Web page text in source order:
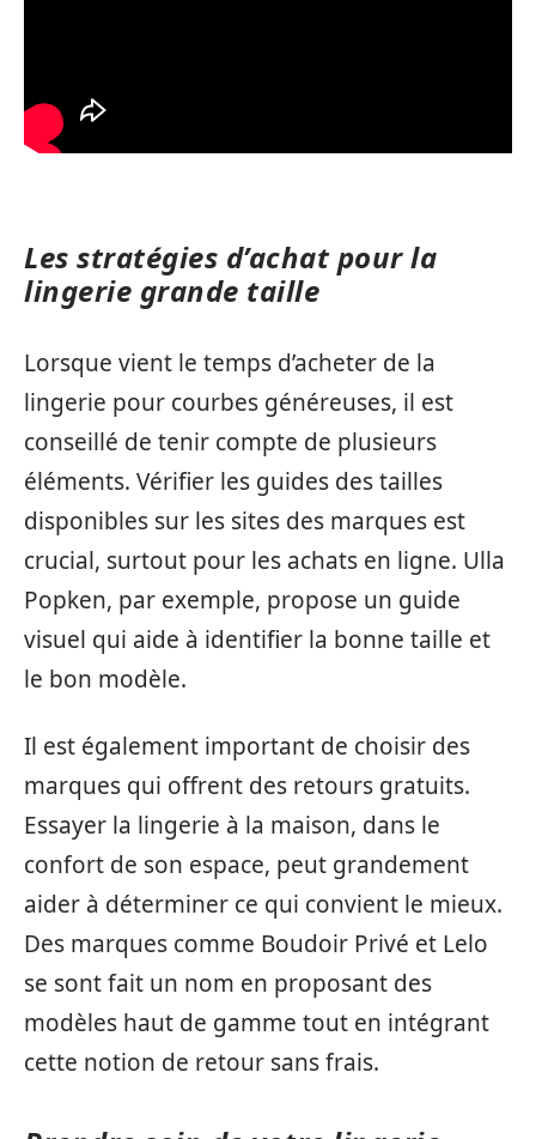
Les stratégies d’achat pour la
lingerie grande taille
Lorsque vient le temps d’acheter de la
lingerie pour courbes généreuses, il est
conseillé de tenir compte de plusieurs
éléments. Vérifier les guides des tailles
disponibles sur les sites des marques est
crucial, surtout pour les achats en ligne. Ulla
Popken, par exemple, propose un guide
visuel qui aide à identifier la bonne taille et
le bon modèle.
Il est également important de choisir des
marques qui offrent des retours gratuits.
Essayer la lingerie à la maison, dans le
confort de son espace, peut grandement
aider à déterminer ce qui convient le mieux.
Des marques comme Boudoir Privé et Lelo
se sont fait un nom en proposant des
modèles haut de gamme tout en intégrant
cette notion de retour sans frais.